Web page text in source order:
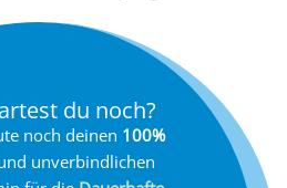
du noch?
noch deinen 100%
unverbindlichen